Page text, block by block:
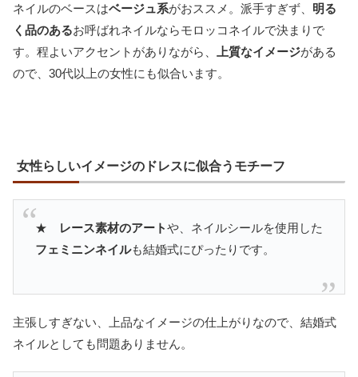
ネイルのベースはベージュ系がおススメ。派手すぎず、 明る
く品のあるお呼ばれネイルならモロッコネイルで決まりで
す。程よいアクセントがありながら、
上質なイメージがある
ので、30代以上の女性にも似合います。
女性らしいイメージのドレスに似合うモチーフ
★ レース素材のアートや、ネイルシールを使用した
フェミニンネイルも結婚式にぴったりです。
主張しすぎない、上品なイメージの仕上がりなので、結婚式
ネイルとしても問題ありません。